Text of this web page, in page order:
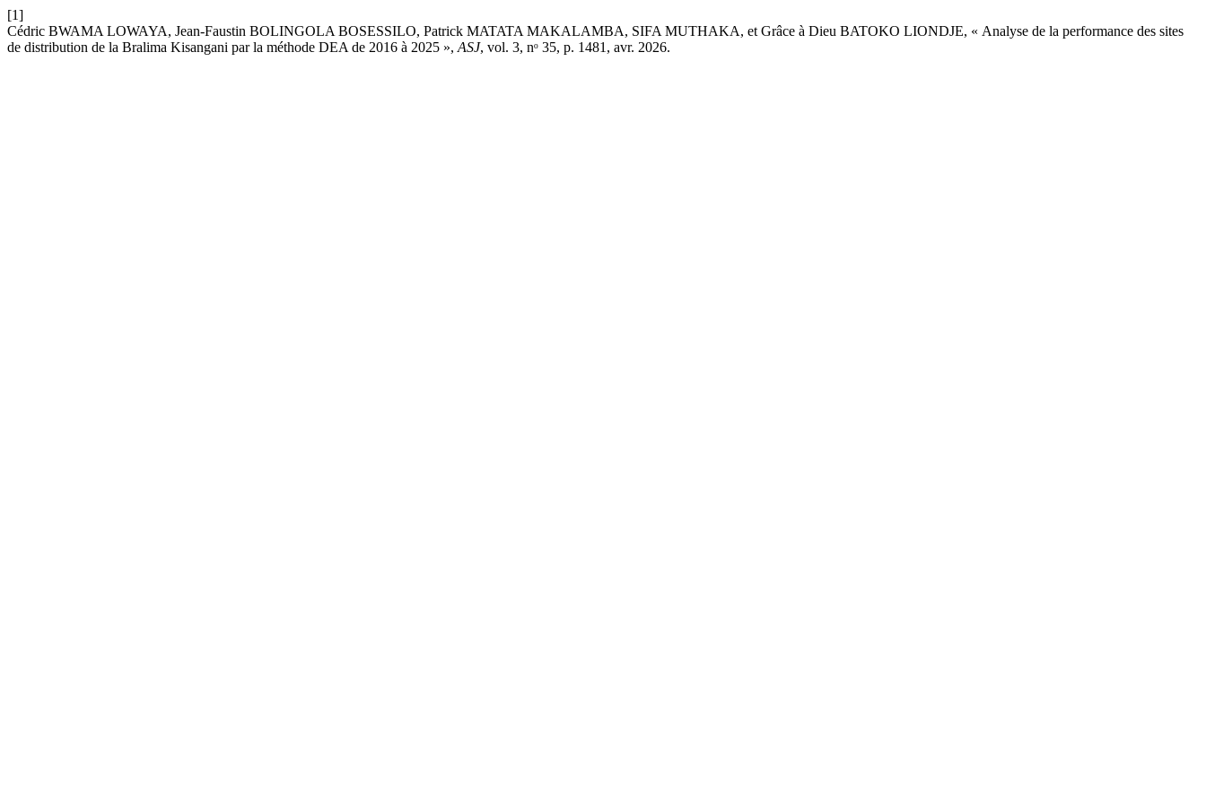
[1]
Cédric BWAMA LOWAYA, Jean-Faustin BOLINGOLA BOSESSILO, Patrick MATATA MAKALAMBA, SIFA MUTHAKA, et Grâce à Dieu BATOKO LIONDJE, « Analyse de la performance des sites
de distribution de la Bralima Kisangani par la méthode DEA de 2016 à 2025 », ASJ, vol. 3, nᵒ 35, p. 1481, avr. 2026.